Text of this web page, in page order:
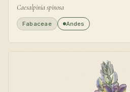
Caesalpinia spinosa
Fabaceae Andes